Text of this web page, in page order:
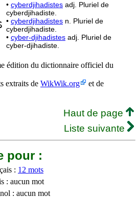
• cyberdjihadistes adj. Pluriel de
cyberdjihadiste.
• cyberdjihadistes n. Pluriel de
cyberdjihadiste.
• cyber-djihadistes adj. Pluriel de
cyber-djihadiste.
édition du dictionnaire officiel du
extraits de WikWik.org
et de
Haut de page
Liste suivante
pour :
: 12 mots
: aucun mot
: aucun mot